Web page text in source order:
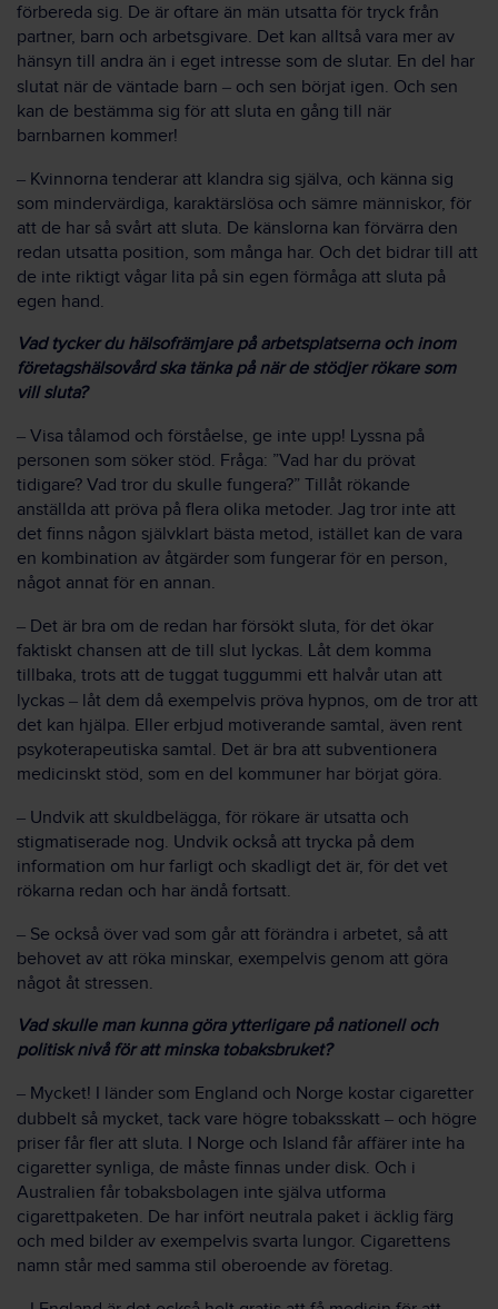
förbereda sig. De är oftare än män utsatta för tryck från
partner, barn och arbetsgivare. Det kan alltså vara mer av
hänsyn till andra än i eget intresse som de slutar. En del har
slutat när de väntade barn – och sen börjat igen. Och sen
kan de bestämma sig för att sluta en gång till när
barnbarnen kommer!
– Kvinnorna tenderar att klandra sig själva, och känna sig
som mindervärdiga, karaktärslösa och sämre människor, för
att de har så svårt att sluta. De känslorna kan förvärra den
redan utsatta position, som många har. Och det bidrar till att
de inte riktigt vågar lita på sin egen förmåga att sluta på
egen hand.
Vad tycker du hälsofrämjare på arbetsplatserna och inom
företagshälsovård ska tänka på när de stödjer rökare som
vill sluta?
– Visa tålamod och förståelse, ge inte upp! Lyssna på
personen som söker stöd. Fråga: ”Vad har du prövat
tidigare? Vad tror du skulle fungera?” Tillåt rökande
anställda att pröva på flera olika metoder. Jag tror inte att
det finns någon självklart bästa metod, istället kan de vara
en kombination av åtgärder som fungerar för en person,
något annat för en annan.
– Det är bra om de redan har försökt sluta, för det ökar
faktiskt chansen att de till slut lyckas. Låt dem komma
tillbaka, trots att de tuggat tuggummi ett halvår utan att
lyckas – låt dem då exempelvis pröva hypnos, om de tror att
det kan hjälpa. Eller erbjud motiverande samtal, även rent
psykoterapeutiska samtal. Det är bra att subventionera
medicinskt stöd, som en del kommuner har börjat göra.
– Undvik att skuldbelägga, för rökare är utsatta och
stigmatiserade nog. Undvik också att trycka på dem
information om hur farligt och skadligt det är, för det vet
rökarna redan och har ändå fortsatt.
– Se också över vad som går att förändra i arbetet, så att
behovet av att röka minskar, exempelvis genom att göra
något åt stressen.
Vad skulle man kunna göra ytterligare på nationell och
politisk nivå för att minska tobaksbruket?
– Mycket! I länder som England och Norge kostar cigaretter
dubbelt så mycket, tack vare högre tobaksskatt – och högre
priser får fler att sluta. I Norge och Island får affärer inte ha
cigaretter synliga, de måste finnas under disk. Och i
Australien får tobaksbolagen inte själva utforma
cigarettpaketen. De har infört neutrala paket i äcklig färg
och med bilder av exempelvis svarta lungor. Cigarettens
namn står med samma stil oberoende av företag.